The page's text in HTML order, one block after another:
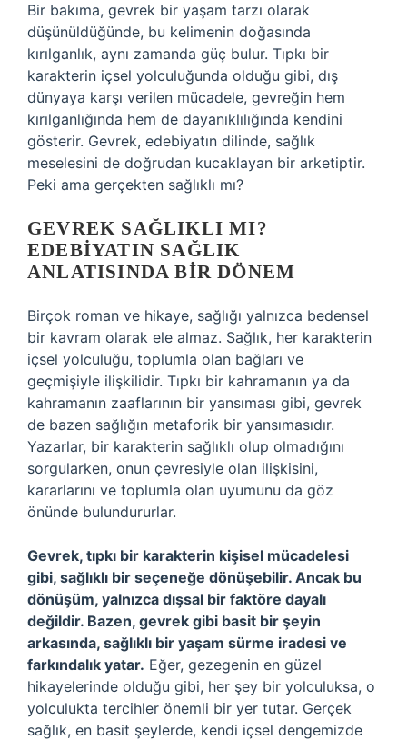
Bir bakıma, gevrek bir yaşam tarzı olarak
düşünüldüğünde, bu kelimenin doğasında
kırılganlık, aynı zamanda güç bulur. Tıpkı bir
karakterin içsel yolculuğunda olduğu gibi, dış
dünyaya karşı verilen mücadele, gevreğin hem
kırılganlığında hem de dayanıklılığında kendini
gösterir. Gevrek, edebiyatın dilinde, sağlık
meselesini de doğrudan kucaklayan bir arketiptir.
Peki ama gerçekten sağlıklı mı?
GEVREK SAĞLIKLI MI?
EDEBIYATIN SAĞLIK
ANLATISINDA BIR DÖNEM
Birçok roman ve hikaye, sağlığı yalnızca bedensel
bir kavram olarak ele almaz. Sağlık, her karakterin
içsel yolculuğu, toplumla olan bağları ve
geçmişiyle ilişkilidir. Tıpkı bir kahramanın ya da
kahramanın zaaflarının bir yansıması gibi, gevrek
de bazen sağlığın metaforik bir yansımasıdır.
Yazarlar, bir karakterin sağlıklı olup olmadığını
sorgularken, onun çevresiyle olan ilişkisini,
kararlarını ve toplumla olan uyumunu da göz
önünde bulundururlar.
Gevrek, tıpkı bir karakterin kişisel mücadelesi
gibi, sağlıklı bir seçeneğe dönüşebilir. Ancak bu
dönüşüm, yalnızca dışsal bir faktöre dayalı
değildir. Bazen, gevrek gibi basit bir şeyin
arkasında, sağlıklı bir yaşam sürme iradesi ve
farkındalık yatar. Eğer, gezegenin en güzel
hikayelerinde olduğu gibi, her şey bir yolculuksa, o
yolculukta tercihler önemli bir yer tutar. Gerçek
sağlık, en basit şeylerde, kendi içsel dengemizde